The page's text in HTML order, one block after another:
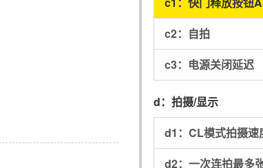
c2： 自拍
c3： 电源关闭延迟
d： 拍摄/显示
d1： CL模式拍摄速
d2： 一次连拍最多